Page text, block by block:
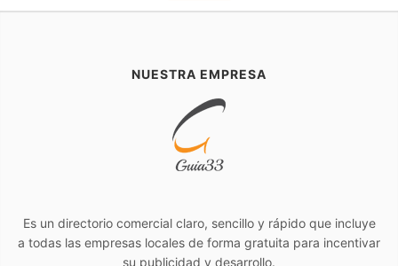
NUESTRA EMPRESA
Es un directorio comercial claro, sencillo y rápido que incluye
a todas las empresas locales de forma gratuita para incentivar
su publicidad y desarrollo.